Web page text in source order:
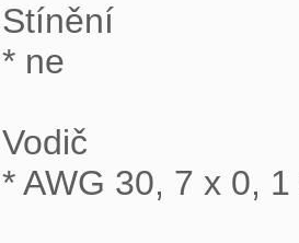
Stínění
* ne
Vodič
* AWG 30, 7 x 0, 1